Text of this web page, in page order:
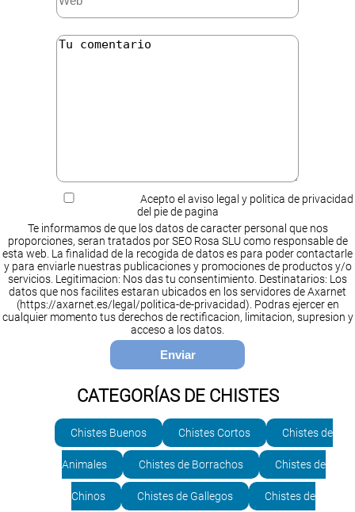
Acepto el aviso legal y politica de privacidad
del pie de pagina
Te informamos de que los datos de caracter personal que nos
proporciones, seran tratados por SEO Rosa SLU como responsable de
esta web. La finalidad de la recogida de datos es para poder contactarle
y para enviarle nuestras publicaciones y promociones de productos y/o
servicios. Legitimacion: Nos das tu consentimiento. Destinatarios: Los
datos que nos facilites estaran ubicados en los servidores de Axarnet
(https://axarnet.es/legal/politica-de-privacidad). Podras ejercer en
cualquier momento tus derechos de rectificacion, limitacion, supresion y
acceso a los datos.
CATEGORÍAS DE CHISTES
Chistes Buenos Chistes Cortos Chistes de
Animales Chistes de Borrachos Chistes de
Chinos Chistes de Gallegos Chistes de